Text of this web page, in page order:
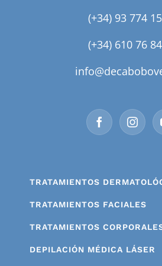
(+34) 93 774
(+34) 610 76
TRATAMIENTOS
TRATAMIENTOS FACIALES
TRATAMIENTOS
DEPILACIÓN MÉDICA LÁSER